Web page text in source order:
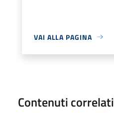
VAI ALLA PAGINA
Contenuti correlati